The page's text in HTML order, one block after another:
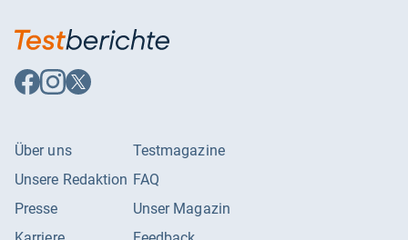
Auf
Facebook
Auf
Instagram
Auf
X
Über uns
Unsere Redaktion
Presse
Testmagazine
FAQ
Unser Magazin